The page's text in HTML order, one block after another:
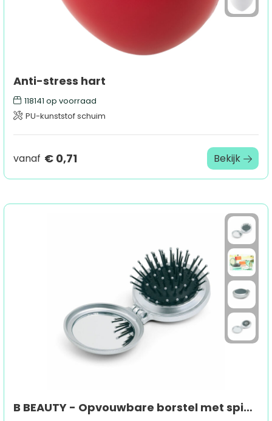
Anti-stress hart
118141 op voorraad
PU-kunststof schuim
vanaf € 0,71 Bekijk
B BEAUTY - Opvouwbare borstel met spiegel